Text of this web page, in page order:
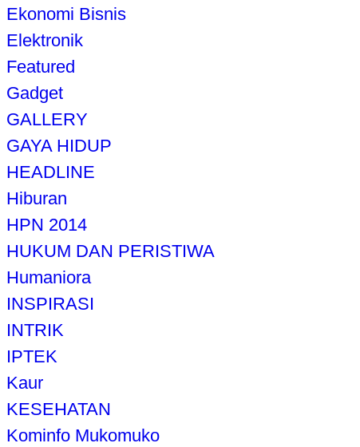
Ekonomi Bisnis
Elektronik
Featured
Gadget
GALLERY
GAYA HIDUP
HEADLINE
Hiburan
HPN 2014
HUKUM DAN PERISTIWA
Humaniora
INSPIRASI
INTRIK
IPTEK
Kaur
KESEHATAN
Kominfo Mukomuko